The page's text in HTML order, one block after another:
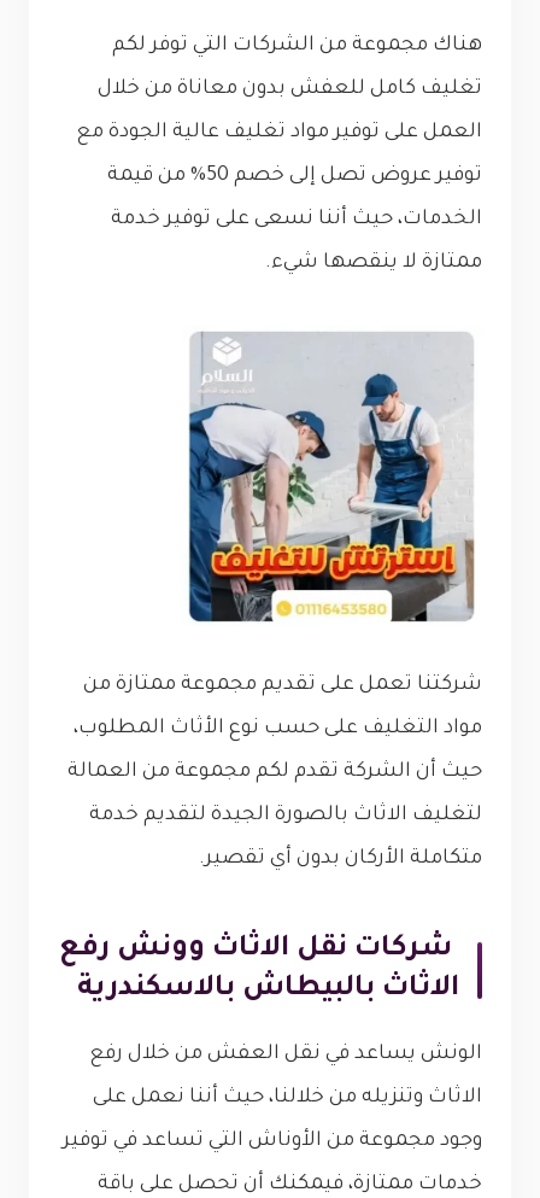
هناك مجموعة من الشركات التي توفر لكم
تغليف كامل للعفش بدون معاناة من خلال
العمل على توفير مواد تغليف عالية الجودة مع
توفير عروض تصل إلى خصم 50% من قيمة
الخدمات، حيث أننا نسعى على توفير خدمة
ممتازة لا ينقصها شيء.
شركتنا تعمل على تقديم مجموعة ممتازة من
مواد التغليف على حسب نوع الأثاث المطلوب،
حيث أن الشركة تقدم لكم مجموعة من العمالة
لتغليف الاثاث بالصورة الجيدة لتقديم خدمة
متكاملة الأركان بدون أي تقصير.
شركات نقل الاثاث وونش رفع
الاثاث بالبيطاش بالاسكندرية
الونش يساعد في نقل العفش من خلال رفع
الاثاث وتنزيله من خلالنا، حيث أننا نعمل على
وجود مجموعة من الأوناش التي تساعد في توفير
خدمات ممتازة، فيمكنك أن تحصل على باقة